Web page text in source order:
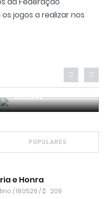
jogos a realizar nos
Análises
POPULARES
e Honra
/ 18.05.26 / 209